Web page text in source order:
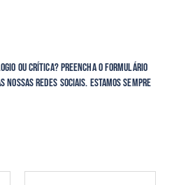
ou crítica? Preencha o formulário
redes sociais. Estamos sempre